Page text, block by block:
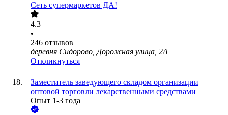
Сеть супермаркетов ДА!
4.3
•
246 отзывов
деревня Сидорово, Дорожная улица, 2А
Откликнуться
Заместитель заведующего складом организации
оптовой торговли лекарственными средствами
Опыт 1-3 года